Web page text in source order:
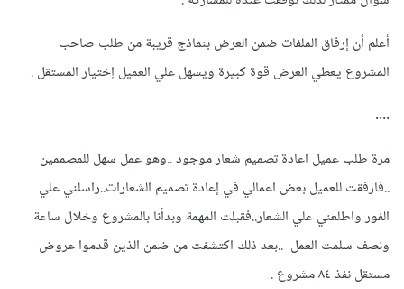
أعلم أن إرفاق الملفات ضمن العرض بنماذج قريبة من طلب صاحب
المشروع يعطي العرض قوة كبيرة ويسهل علي العميل إختيار المستقل .
....
مرة طلب عميل اعادة تصميم شعار موجود ..وهو عمل سهل للمصممين
..فارفقت للعميل بعض اعمالي في إعادة تصميم الشعارات..راسلني علي
الفور واطلعني علي الشعار..فقبلت المهمة وبدأنا بالمشروع وخلال ساعة
ونصف سلمت العمل ..بعد ذلك اكتشفت من ضمن الذين قدموا عروض
مستقل نفذ ٨٤ مشروع .